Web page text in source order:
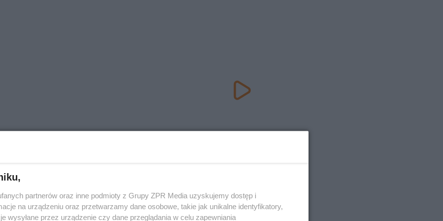
partnerów oraz inne podmioty z Grupy ZPR Media uzyskujemy dostęp i
na urządzeniu oraz przetwarzamy dane osobowe, takie jak unikalne identyfikatory,
wysyłane przez urządzenie czy dane przeglądania w celu zapewniania